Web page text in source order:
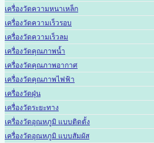
เครื่องวัดความหนาเหล็ก
เครื่องวัดความเร็วรอบ
เครื่องวัดความเร็วลม
เครื่องวัดคุณภาพน้ำ
เครื่องวัดคุณภาพอากาศ
เครื่องวัดคุณภาพไฟฟ้า
เครื่องวัดฝุ่น
เครื่องวัดระยะทาง
เครื่องวัดอุณหภูมิ แบบติดตั้ง
เครื่องวัดอุณหภูมิ แบบสัมผัส